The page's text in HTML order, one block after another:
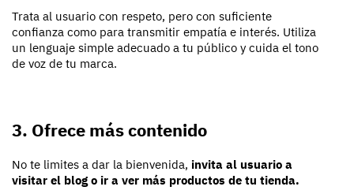
Trata al usuario con respeto, pero con suficiente
confianza como para transmitir empatía e interés. Utiliza
un lenguaje simple adecuado a tu público y cuida el tono
de voz de tu marca.
3. Ofrece más contenido
No te limites a dar la bienvenida, invita al usuario a
visitar el blog o ir a ver más productos de tu tienda.